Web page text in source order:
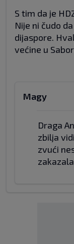
S tim da je
Nije ni čudo
dijaspore.
većine u
Magy
Draga
zbilja
zvući